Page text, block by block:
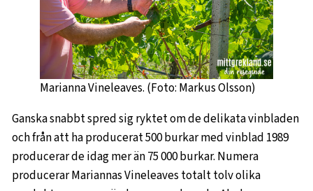
Marianna Vineleaves. (Foto: Markus Olsson)
Ganska snabbt spred sig ryktet om de delikata vinbladen
och från att ha producerat 500 burkar med vinblad 1989
producerar de idag mer än 75 000 burkar. Numera
producerar Mariannas Vineleaves totalt tolv olika